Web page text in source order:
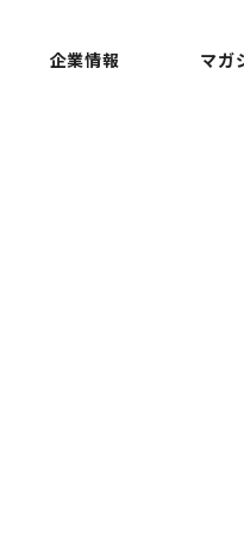
企業情報 マガ